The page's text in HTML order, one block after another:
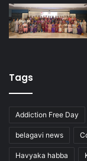
Tags
Addiction Free Day
belagavi news
Havyaka habba